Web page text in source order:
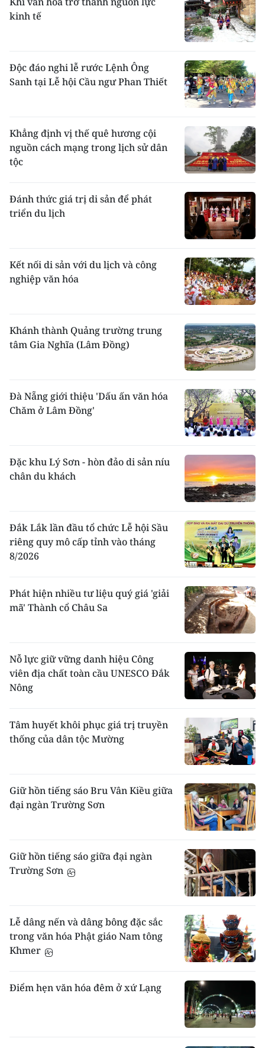
kinh tế
Độc đáo nghi lễ rước Lệnh Ông
Sanh tại Lễ hội Cầu ngư Phan Thiết
Khẳng định vị thế quê hương cội
nguồn cách mạng trong lịch sử dân
tộc
Đánh thức giá trị di sản để phát
triển du lịch
Kết nối di sản với du lịch và công
nghiệp văn hóa
Khánh thành Quảng trường trung
tâm Gia Nghĩa (Lâm Đồng)
Đà Nẵng giới thiệu 'Dấu ấn văn hóa
Chăm ở Lâm Đồng'
Đặc khu Lý Sơn - hòn đảo di sản níu
chân du khách
Đắk Lắk lần đầu tổ chức Lễ hội Sầu
riêng quy mô cấp tỉnh vào tháng
8/2026
Phát hiện nhiều tư liệu quý giá 'giải
mã' Thành cổ Châu Sa
Nỗ lực giữ vững danh hiệu Công
viên địa chất toàn cầu UNESCO Đắk
Nông
Tâm huyết khôi phục giá trị truyền
thống của dân tộc Mường
Giữ hồn tiếng sáo Bru Vân Kiều giữa
đại ngàn Trường Sơn
Giữ hồn tiếng sáo giữa đại ngàn
Trường Sơn
Lễ dâng nến và dâng bông đặc sắc
trong văn hóa Phật giáo Nam tông
Khmer
Điểm hẹn văn hóa đêm ở xứ Lạng